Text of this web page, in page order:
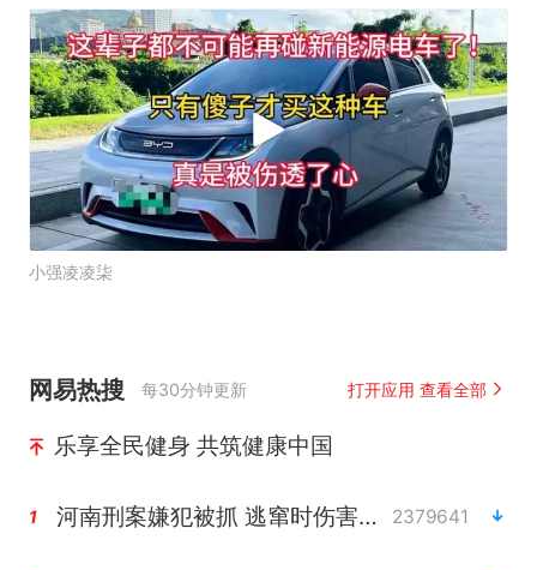
小强凌凌柒
网易热搜 每30分钟更新 打开应用 查看全部
乐享全民健身 共筑健康中国
1 河南刑案嫌犯被抓 逃窜时伤害多人 2379641